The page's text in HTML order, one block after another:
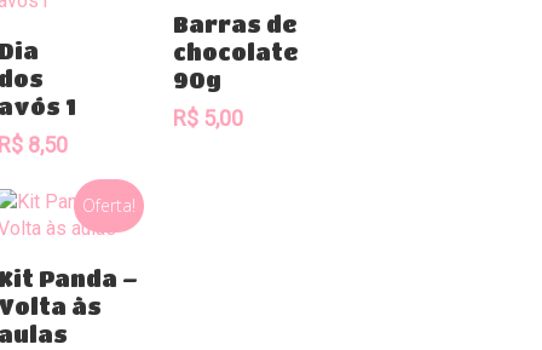
1
8,50
Comprar
Barras de
chocolate
90g
R$ 5,00
Oferta!
Comprar
Panda –
às